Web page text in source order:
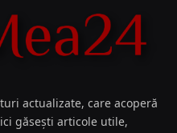
actualizate, care acoperă
găsești articole utile,